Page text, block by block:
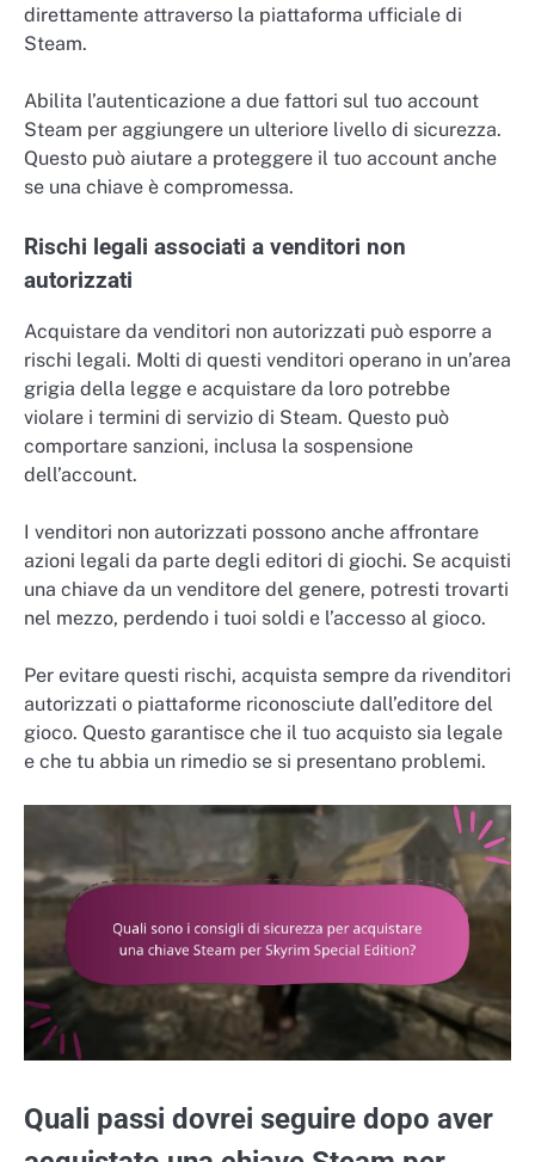
direttamente attraverso la piattaforma ufficiale di
Steam.
Abilita l’autenticazione a due fattori sul tuo account
Steam per aggiungere un ulteriore livello di sicurezza.
Questo può aiutare a proteggere il tuo account anche
se una chiave è compromessa.
Rischi legali associati a venditori non
autorizzati
Acquistare da venditori non autorizzati può esporre a
rischi legali. Molti di questi venditori operano in un’area
grigia della legge e acquistare da loro potrebbe
violare i termini di servizio di Steam. Questo può
comportare sanzioni, inclusa la sospensione
dell’account.
I venditori non autorizzati possono anche affrontare
azioni legali da parte degli editori di giochi. Se acquisti
una chiave da un venditore del genere, potresti trovarti
nel mezzo, perdendo i tuoi soldi e l’accesso al gioco.
Per evitare questi rischi, acquista sempre da rivenditori
autorizzati o piattaforme riconosciute dall’editore del
gioco. Questo garantisce che il tuo acquisto sia legale
e che tu abbia un rimedio se si presentano problemi.
Quali passi dovrei seguire dopo aver